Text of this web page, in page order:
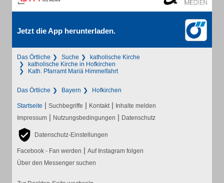
Jetzt die App herunterladen.
Das Örtliche Suche
katholische Kirche
katholische Kirche in Hofkirchen
Kath. Pfarramt Mariä Himmelfahrt
Das Örtliche Bayern Hofkirchen
Startseite | Suchbegriffe | Kontakt | Inhalte melden
Impressum | Nutzungsbedingungen | Datenschutz
Datenschutz-Einstellungen
Facebook - Fan werden | Auf Instagram folgen
Über den Messenger suchen